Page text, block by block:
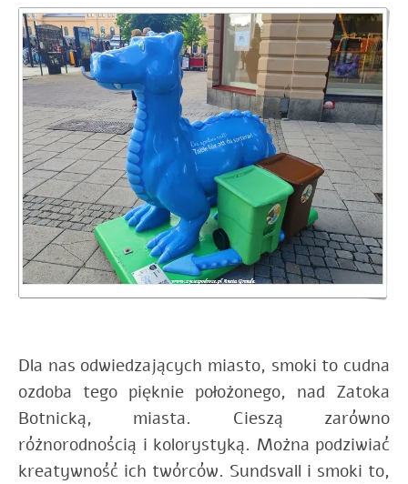
Dla nas odwiedzających miasto, smoki to cudna
ozdoba tego pięknie położonego, nad Zatoka
Botnicką, miasta. Cieszą zarówno
różnorodnością i kolorystyką. Można podziwiać
kreatywność ich twórców. Sundsvall i smoki to,